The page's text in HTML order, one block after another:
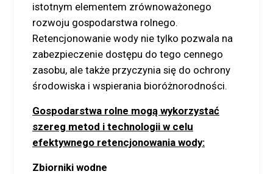
istotnym elementem zrównoważonego
rozwoju gospodarstwa rolnego.
Retencjonowanie wody nie tylko pozwala na
zabezpieczenie dostępu do tego cennego
zasobu, ale także przyczynia się do ochrony
środowiska i wspierania bioróżnorodności.
Gospodarstwa rolne mogą wykorzystać
szereg metod i technologii w celu
efektywnego retencjonowania wody:
Zbiorniki wodne